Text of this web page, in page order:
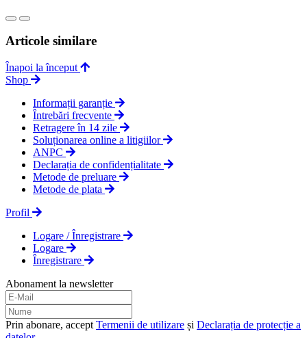
Articole similare
Înapoi la început
Shop
Informații garanție
Întrebări frecvente
Retragere în 14 zile
Soluționarea online a litigiilor
ANPC
Declarația de confidențialitate
Metode de preluare
Metode de plata
Profil
Logare / Înregistrare
Logare
Înregistrare
Abonament la newsletter
Prin abonare, accept Termenii de utilizare și Declarația de protecție a